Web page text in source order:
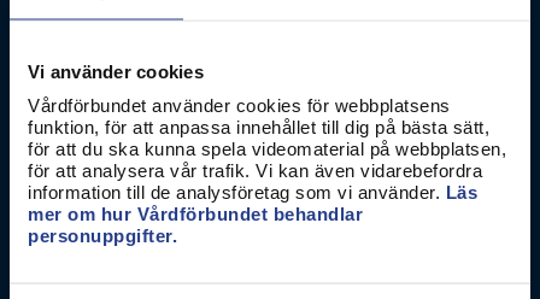
Vi använder cookies
Vårdförbundet använder cookies för webbplatsens
funktion, för att anpassa innehållet till dig på bästa sätt,
för att du ska kunna spela videomaterial på webbplatsen,
för att analysera vår trafik. Vi kan även vidarebefordra
information till de analysföretag som vi använder. Läs
mer om hur Vårdförbundet behandlar
personuppgifter.
Vårdförbundet
Box 3260
103 65Stockholm